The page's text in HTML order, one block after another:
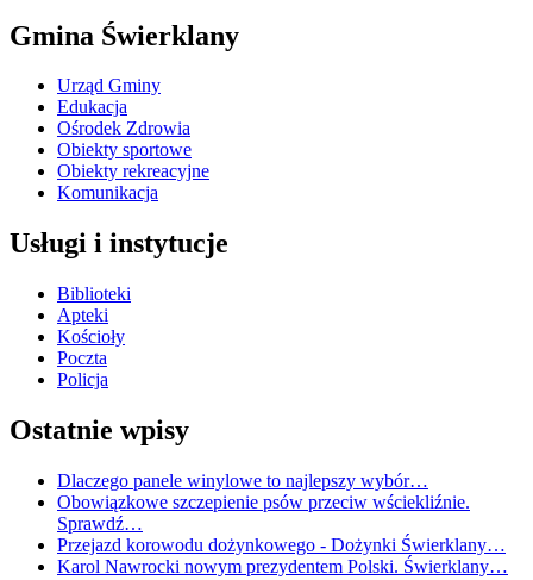
Gmina Świerklany
Urząd Gminy
Edukacja
Ośrodek Zdrowia
Obiekty sportowe
Obiekty rekreacyjne
Komunikacja
Usługi i instytucje
Biblioteki
Apteki
Kościoły
Poczta
Policja
Ostatnie wpisy
Dlaczego panele winylowe to najlepszy wybór…
Obowiązkowe szczepienie psów przeciw wściekliźnie.
Sprawdź…
Przejazd korowodu dożynkowego - Dożynki Świerklany…
Karol Nawrocki nowym prezydentem Polski. Świerklany…